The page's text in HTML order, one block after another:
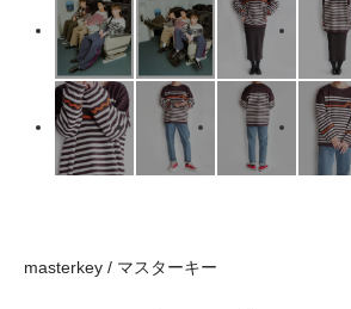
masterkey / マスターキー